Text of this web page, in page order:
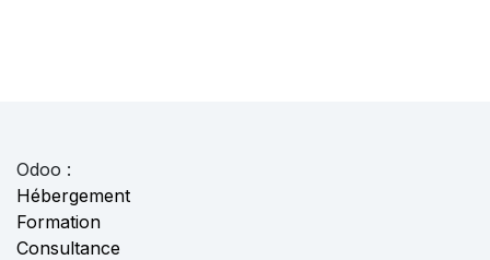
Odoo :
Hébergement
Formation
Consultance